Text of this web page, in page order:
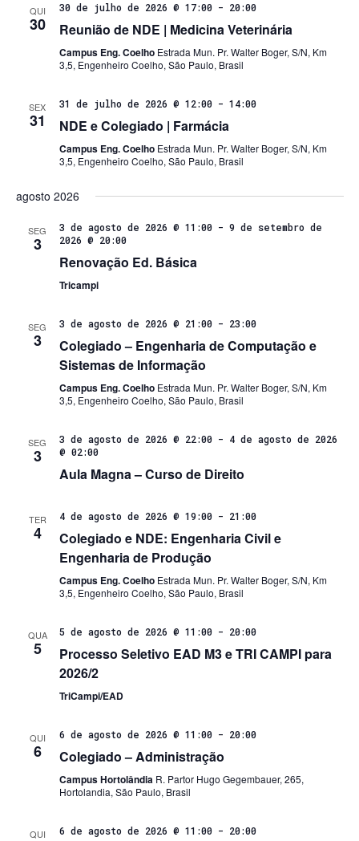
QUI
30
30 de julho de 2026 @ 17:00- 20:00
Reunião de NDE | Medicina Veterinária
Campus Eng. Coelho Estrada Mun. Pr. Walter Boger, S/N, Km
3,5, Engenheiro Coelho, São Paulo, Brasil
SEX
31
31 de julho de 2026 @ 12:00- 14:00
NDE e Colegiado | Farmácia
Campus Eng. Coelho Estrada Mun. Pr. Walter Boger, S/N, Km
3,5, Engenheiro Coelho, São Paulo, Brasil
agosto 2026
SEG
3
3 de agosto de 2026 @ 11:00- 9 de setembro de
2026 @ 20:00
Renovação Ed. Básica
Tricampi
SEG
3
3 de agosto de 2026 @ 21:00- 23:00
Colegiado – Engenharia de Computação e
Sistemas de Informação
Campus Eng. Coelho Estrada Mun. Pr. Walter Boger, S/N, Km
3,5, Engenheiro Coelho, São Paulo, Brasil
SEG
3
3 de agosto de 2026 @ 22:00- 4 de agosto de 2026
@ 02:00
Aula Magna – Curso de Direito
TER
4
4 de agosto de 2026 @ 19:00- 21:00
Colegiado e NDE: Engenharia Civil e
Engenharia de Produção
Campus Eng. Coelho Estrada Mun. Pr. Walter Boger, S/N, Km
3,5, Engenheiro Coelho, São Paulo, Brasil
QUA
5
5 de agosto de 2026 @ 11:00- 20:00
Processo Seletivo EAD M3 e TRI CAMPI para
2026/2
TriCampi/EAD
QUI
6
6 de agosto de 2026 @ 11:00- 20:00
Colegiado – Administração
Campus Hortolândia R. Partor Hugo Gegembauer, 265,
Hortolandia, São Paulo, Brasil
QUI 6 de agosto de 2026 @ 11:00- 20:00